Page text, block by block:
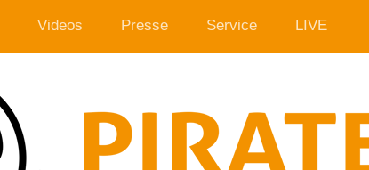
Videos Presse Service LIVE